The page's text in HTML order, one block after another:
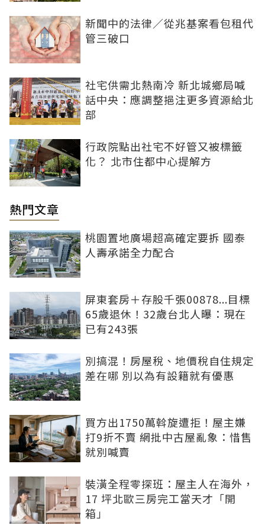
新聞中的法律／從兆基案看包租代
管三破口
社宅供需北熱南冷 新北城鄉局喊
話中央：應調整挹注更多資源給北
部
行政院點出社宅不好管又被標籤
化？ 北市住都中心提解方
熱門文章
桃園置地廣場超高確定要拆 國泰
人壽承諾全力配合
屏東套房＋存股千張00878...目標
65歲退休！32歲台北人曝：現在
已有243張
別搞混！房屋稅、地價稅自住規定
差在哪 別以為有設籍就有優惠
買方出1750萬斡旋遭拒！屋主嫌
打9折不賣 網批中古屋亂象：惜售
就別喊賣
裝潢全程零探班：屋主人在海外，
17 坪北歐三房完工當天才「開
箱」